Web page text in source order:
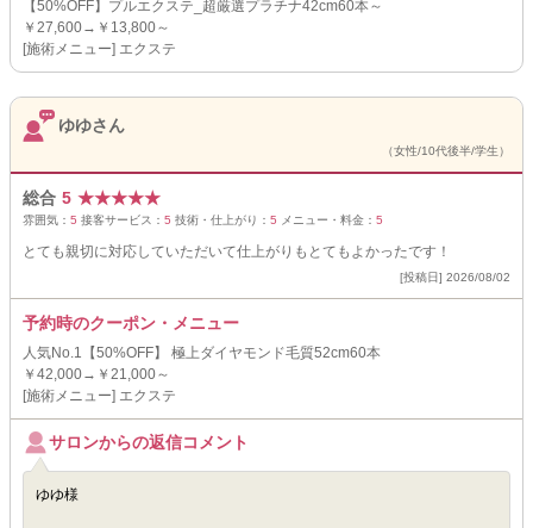
【50%OFF】プルエクステ_超厳選プラチナ42cm60本～
￥27,600→￥13,800～
[施術メニュー] エクステ
ゆゆさん
（女性/10代後半/学生）
総合 5 ★★★★★
雰囲気： 5 接客サービス： 5 技術・仕上がり： 5 メニュー・料金： 5
とても親切に対応していただいて仕上がりもとてもよかったです！
[投稿日] 2026/08/02
予約時のクーポン・メニュー
人気No.1【50%OFF】 極上ダイヤモンド毛質52cm60本
￥42,000→￥21,000～
[施術メニュー] エクステ
サロンからの返信コメント
ゆゆ様